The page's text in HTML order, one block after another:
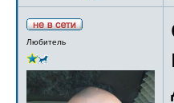
Любитель